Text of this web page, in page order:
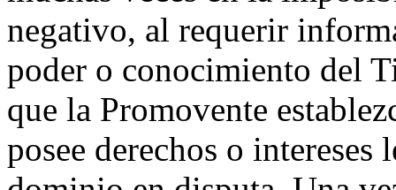
negativo, al requerir
poder o conocimiento del
que la Promovente
posee derechos o